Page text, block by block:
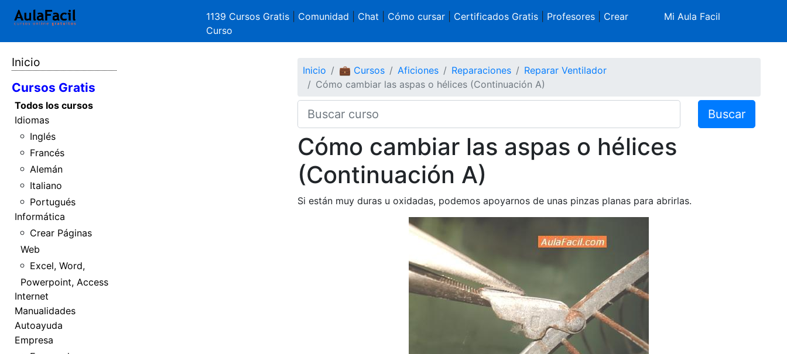
1139 Cursos Gratis Comunidad Chat Cómo cursar| Certificados Gratis| Profesores| Crear
Curso
Mi Aula Facil
Inicio
Cursos Gratis
Todos los cursos
Idiomas
Inglés
Francés
Alemán
Italiano
Portugués
Informática
Crear Páginas
Web
Excel, Word,
Powerpoint, Access
Internet
Manualidades
Autoayuda
Empresa
Inicio 💼 Cursos Aficiones Reparaciones
Reparar Ventilador
Cómo cambiar las aspas o hélices (Continuación A)
Buscar
Cómo cambiar las aspas o hélices
(Continuación A)
Si están muy duras u oxidadas, podemos apoyarnos de unas pinzas planas para abrirlas.